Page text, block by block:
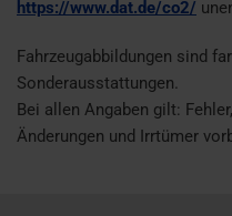
https://www.dat.de/co2/
Fahrzeugabbildungen sind
Sonderausstattungen.
Bei allen Angaben gilt:
Änderungen und Irrtümer